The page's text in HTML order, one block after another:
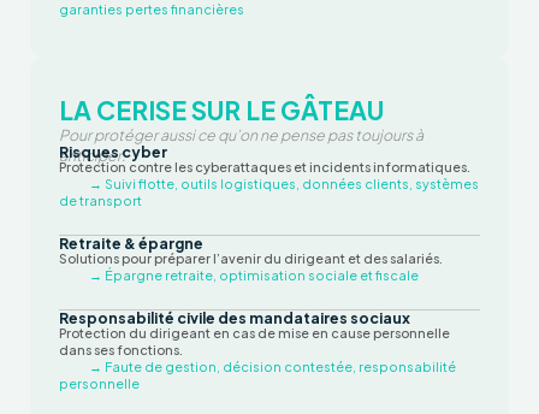
garanties pertes financières
LA CERISE SUR LE GÂTEAU
Pour protéger aussi ce qu’on ne pense pas toujours à
anticiper.
Risques cyber
Protection contre les cyberattaques et incidents informatiques.
→ Suivi flotte, outils logistiques, données clients, systèmes
de transport
Retraite & épargne
Solutions pour préparer l’avenir du dirigeant et des salariés.
→ Épargne retraite, optimisation sociale et fiscale
Responsabilité civile des mandataires sociaux
Protection du dirigeant en cas de mise en cause personnelle
dans ses fonctions.
→ Faute de gestion, décision contestée, responsabilité
personnelle